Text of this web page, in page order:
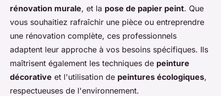
rénovation murale, et la pose de papier peint. Que
vous souhaitiez rafraîchir une pièce ou entreprendre
une rénovation complète, ces professionnels
adaptent leur approche à vos besoins spécifiques. Ils
maîtrisent également les techniques de peinture
décorative et l'utilisation de peintures écologiques,
respectueuses de l'environnement.